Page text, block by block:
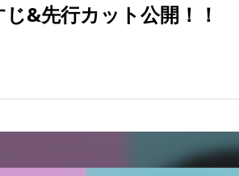
&先行カット公開！！